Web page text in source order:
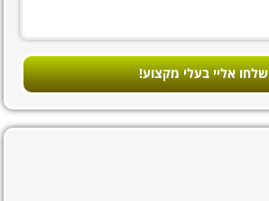
שלחו אליי בעלי מקצוע!